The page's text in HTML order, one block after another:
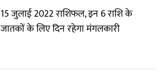
15 जुलाई 2022 राशिफल, इन 6 राशि के
जातकों के लिए दिन रहेगा मंगलकारी